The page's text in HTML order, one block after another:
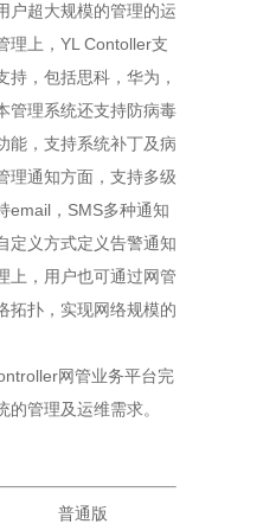
户超大规模的管理的运
理上，YL Contoller支
持，包括思科，华为，
管理系统还支持防病毒
能，支持系统补丁及病
理通知方面，支持多级
email，SMS多种通知
定义方式定义告警通知
上，用户也可通过网管
拓扑，实现网络规模的
网管业务平台完
管理及运维需求。
普通版